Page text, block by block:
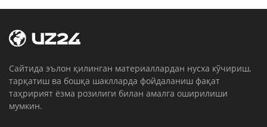
Cайтида эълон қилинган материаллардан нусха кўчириш,
тарқатиш ва бошқа шаклларда фойдаланиш фақат
таҳририят ёзма розилиги билан амалга оширилиши
мумкин.